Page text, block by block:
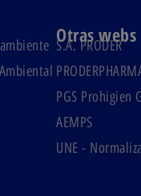
Otras webs
S.A. PRODER
PGS Prohigien
AEMPS
UNE -